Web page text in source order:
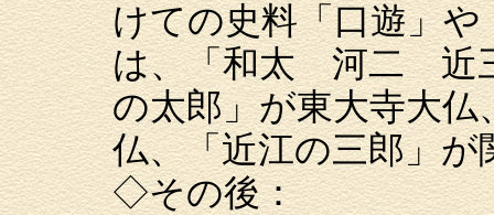
けての史料「口遊」
は、「和太 河二 近
の太郎」が東大寺大
仏、「近江の三郎」
◇その後：